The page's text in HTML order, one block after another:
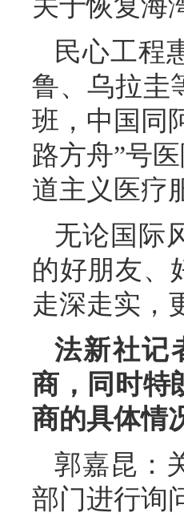
关于恢复海
民心工程
鲁、乌拉圭
班，中国同
路方舟”号
道主义医疗
无论国际
的好朋友、
走深走实，
法新社记
商，同时特
商的具体情
郭嘉昆：
部门进行询